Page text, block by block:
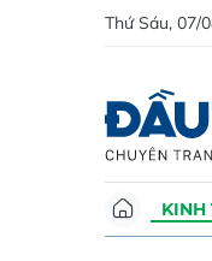
Thứ Sáu, 07/
KINH